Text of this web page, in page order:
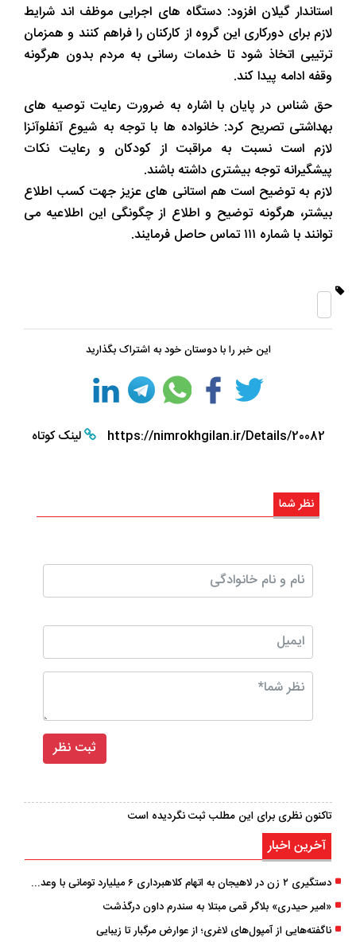
استاندار گیلان افزود: دستگاه های اجرایی موظف اند شرایط
لازم برای دورکاری این گروه از کارکنان را فراهم کنند و همزمان
ترتیبی اتخاذ شود تا خدمات رسانی به مردم بدون هرگونه
وقفه ادامه پیدا کند.
حق شناس در پایان با اشاره به ضرورت رعایت توصیه های
بهداشتی تصریح کرد: خانواده ها با توجه به شیوع آنفلوآنزا
لازم است نسبت به مراقبت از کودکان و رعایت نکات
پیشگیرانه توجه بیشتری داشته باشند.
لازم به توضیح است هم استانی های عزیز جهت کسب اطلاع
بیشتر، هرگونه توضیح و اطلاع از چگونگی این اطلاعیه می
توانند با شماره ۱۱۱ تماس حاصل فرمایند.
این خبر را با دوستان خود به اشتراک بگذارید
https://nimrokhgilan.ir/Details/20082 لینک کوتاه
نظر شما
تاکنون نظری برای این مطلب ثبت نگردیده است
آخرین اخبار
دستگیری ۲ زن در لاهیجان به اتهام کلاهبرداری ۶ میلیارد تومانی با وعده وام
«امیر حیدری» بلاگر قمی مبتلا به سندرم داون درگذشت
ناگفته‌هایی از آمپول‌های لاغری؛ از عوارض مرگبار تا زیبایی